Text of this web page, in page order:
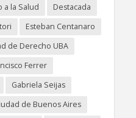
a la Salud
Destacada
Esteban Centanaro
de Derecho UBA
Ferrer
Gabriela Seijas
de Buenos Aires